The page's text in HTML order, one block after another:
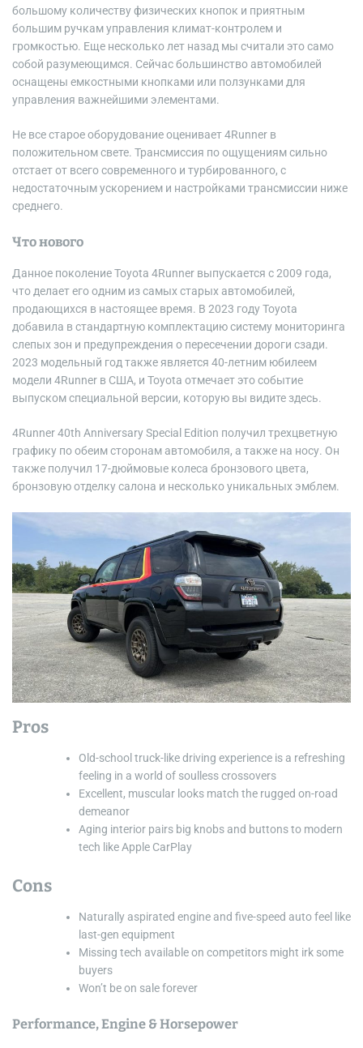
большому количеству физических кнопок и приятным
большим ручкам управления климат-контролем и
громкостью. Еще несколько лет назад мы считали это само
собой разумеющимся. Сейчас большинство автомобилей
оснащены емкостными кнопками или ползунками для
управления важнейшими элементами.
Не все старое оборудование оценивает 4Runner в
положительном свете. Трансмиссия по ощущениям сильно
отстает от всего современного и турбированного, с
недостаточным ускорением и настройками трансмиссии ниже
среднего.
Что нового
Данное поколение Toyota 4Runner выпускается с 2009 года,
что делает его одним из самых старых автомобилей,
продающихся в настоящее время. В 2023 году Toyota
добавила в стандартную комплектацию систему мониторинга
слепых зон и предупреждения о пересечении дороги сзади.
2023 модельный год также является 40-летним юбилеем
модели 4Runner в США, и Toyota отмечает это событие
выпуском специальной версии, которую вы видите здесь.
4Runner 40th Anniversary Special Edition получил трехцветную
графику по обеим сторонам автомобиля, а также на носу. Он
также получил 17-дюймовые колеса бронзового цвета,
бронзовую отделку салона и несколько уникальных эмблем.
Pros
Old-school truck-like driving experience is a refreshing
feeling in a world of soulless crossovers
Excellent, muscular looks match the rugged on-road
demeanor
Aging interior pairs big knobs and buttons to modern
tech like Apple CarPlay
Cons
Naturally aspirated engine and five-speed auto feel like
last-gen equipment
Missing tech available on competitors might irk some
buyers
Won’t be on sale forever
Performance, Engine & Horsepower